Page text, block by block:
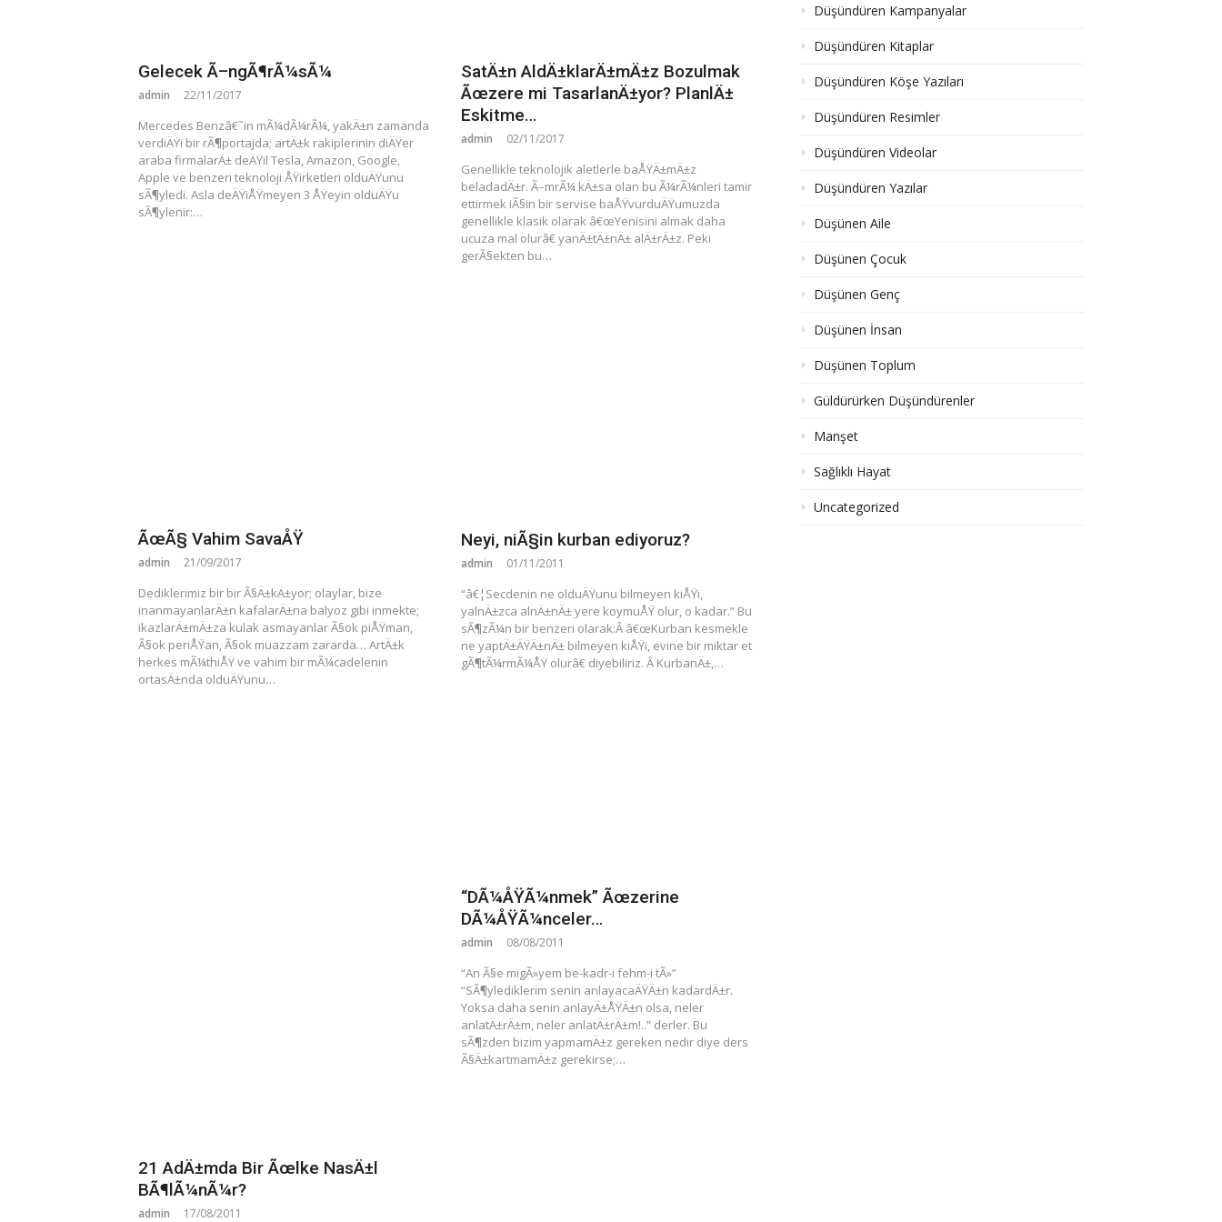
Gelecek Ã–ngÃ¶rÃ¼sÃ¼
admin 22/11/2017
Mercedes Benzâ€˜in mÃ¼dÃ¼rÃ¼, yakÄ±n zamanda
verdiÄŸi bir rÃ¶portajda; artÄ±k rakiplerinin diÄŸer
araba firmalarÄ± deÄŸil Tesla, Amazon, Google,
Apple ve benzeri teknoloji ÅŸirketleri olduÄŸunu
sÃ¶yledi. Asla deÄŸiÅŸmeyen 3 ÅŸeyin olduÄŸu
sÃ¶ylenir:…
SatÄ±n AldÄ±klarÄ±mÄ±z Bozulmak
Ãœzere mi TasarlanÄ±yor? PlanlÄ±
Eskitme…
admin 02/11/2017
Genellikle teknolojik aletlerle baÅŸÄ±mÄ±z
beladadÄ±r. Ã–mrÃ¼ kÄ±sa olan bu Ã¼rÃ¼nleri tamir
ettirmek iÃ§in bir servise baÅŸvurduÄŸumuzda
genellikle klasik olarak â€œYenisini almak daha
ucuza mal olurâ€ yanÄ±tÄ±nÄ± alÄ±rÄ±z. Peki
gerÃ§ekten bu…
ÃœÃ§ Vahim SavaÅŸ
admin 21/09/2017
Dediklerimiz bir bir Ã§Ä±kÄ±yor; olaylar, bize
inanmayanlarÄ±n kafalarÄ±na balyoz gibi inmekte;
ikazlarÄ±mÄ±za kulak asmayanlar Ã§ok piÅŸman,
Ã§ok periÅŸan, Ã§ok muazzam zararda… ArtÄ±k
herkes mÃ¼thiÅŸ ve vahim bir mÃ¼cadelenin
ortasÄ±nda olduÄŸunu…
Neyi, niÃ§in kurban ediyoruz?
admin 01/11/2011
“â€¦Secdenin ne olduÄŸunu bilmeyen kiÅŸi,
yalnÄ±zca alnÄ±nÄ± yere koymuÅŸ olur, o kadar.” Bu
sÃ¶zÃ¼n bir benzeri olarak:Â â€œKurban kesmekle
ne yaptÄ±ÄŸÄ±nÄ± bilmeyen kiÅŸi, evine bir miktar et
gÃ¶tÃ¼rmÃ¼ÅŸ olurâ€ diyebiliriz. Â KurbanÄ±,…
21 AdÄ±mda Bir Ãœlke NasÄ±l
BÃ¶lÃ¼nÃ¼r?
admin 17/08/2011
“DÃ¼ÅŸÃ¼nmek” Ãœzerine
DÃ¼ÅŸÃ¼nceler…
admin 08/08/2011
“An Ã§e migÃ»yem be-kadr-i fehm-i tÃ»”
“SÃ¶ylediklerim senin anlayacaÄŸÄ±n kadardÄ±r.
Yoksa daha senin anlayÄ±ÅŸÄ±n olsa, neler
anlatÄ±rÄ±m, neler anlatÄ±rÄ±m!..” derler. Bu
sÃ¶zden bizim yapmamÄ±z gereken nedir diye ders
Ã§Ä±kartmamÄ±z gerekirse;…
Düşündüren Kampanyalar
Düşündüren Kitaplar
Düşündüren Köşe Yazıları
Düşündüren Resimler
Düşündüren Videolar
Düşündüren Yazılar
Düşünen Aile
Düşünen Çocuk
Düşünen Genç
Düşünen İnsan
Düşünen Toplum
Güldürürken Düşündürenler
Manşet
Sağlıklı Hayat
Uncategorized